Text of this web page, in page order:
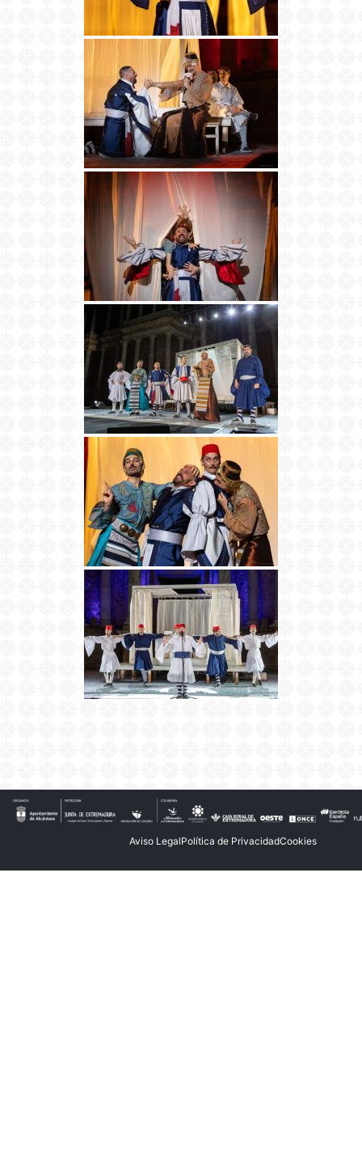
Aviso LegalPolítica de PrivacidadCookies